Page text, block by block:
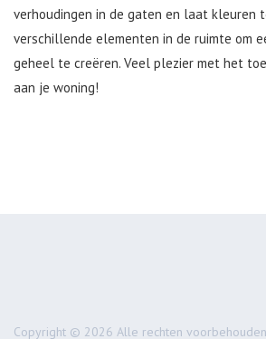
verhoudingen in de gaten en laat kleuren
verschillende elementen in de ruimte om
geheel te creëren. Veel plezier met het
aan je woning!
Copyright © 2026 Alle rechten